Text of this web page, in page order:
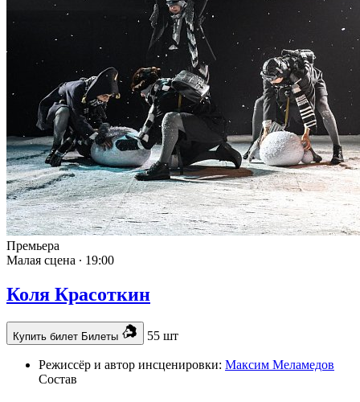
Премьера
Малая сцена ∙ 19:00
Коля Красоткин
Купить билет Билеты 55 шт
Режиссёр и автор инсценировки: Максим Меламедов
Состав